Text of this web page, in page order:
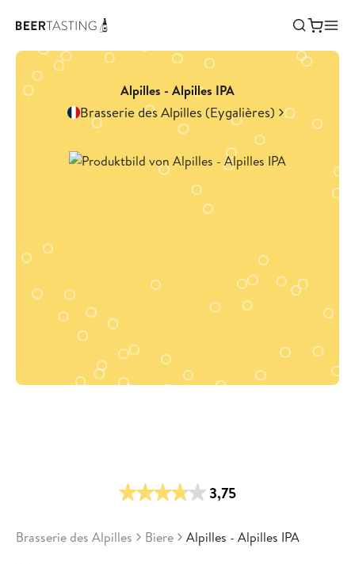
Alpilles - Alpilles IPA
Brasserie des Alpilles (Eygalières)
3,75
Brasserie des Alpilles Biere Alpilles - Alpilles IPA